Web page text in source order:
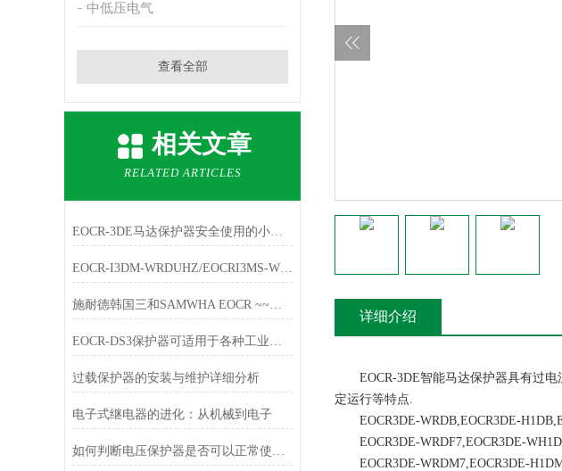
中低压电气
查看全部
相关文章
RELATED ARTICLES
EOCR-3DE马达保护器安全使用的小技巧分享
EOCR-I3DM-WRDUHZ/EOCRI3MS-WRDUHZ施耐德原装电动机保护器简介
施耐德韩国三和SAMWHA EOCR ~~唐山韩雅电气春节放假通知
EOCR-DS3保护器可适用于各种工业环境中
过载保护器的安装与维护详细分析
电子式继电器的进化：从机械到电子
如何判断电压保护器是否可以正常使用？
详细介绍
EOCR-3DE智能马达保护器具有过电
定运行等特点.
EOCR3DE-WRDB,EOCR3DE-
EOCR3DE-WRDF7,EOCR3DE-
EOCR3DE-WRDM7,EOCR3DE-